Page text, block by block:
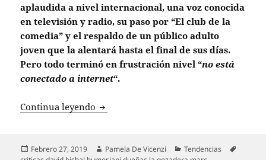
aplaudida a nivel internacional, una voz conocida
en televisión y radio, su paso por “El club de la
comedia” y el respaldo de un público adulto
joven que la alentará hasta el final de sus días.
Pero todo terminó en frustración nivel “no está
conectado a internet“.
Continua leyendo Viña 2019, día tres: y se formó la
Publicado
Febrero 27, 2019 Autor
Pamela De Vicenzi Categorías
Tendencias